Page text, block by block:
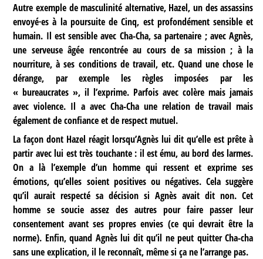
Autre exemple de masculinité alternative, Hazel, un des assassins
envoyé·es à la poursuite de Cinq, est profondément sensible et
humain. Il est sensible avec Cha-Cha, sa partenaire ; avec Agnès,
une serveuse âgée rencontrée au cours de sa mission ; à la
nourriture, à ses conditions de travail, etc. Quand une chose le
dérange, par exemple les règles imposées par les
« bureaucrates », il l’exprime. Parfois avec colère mais jamais
avec violence. Il a avec Cha-Cha une relation de travail mais
également de confiance et de respect mutuel.
La façon dont Hazel réagit lorsqu’Agnès lui dit qu’elle est prête à
partir avec lui est très touchante : il est ému, au bord des larmes.
On a là l’exemple d’un homme qui ressent et exprime ses
émotions, qu’elles soient positives ou négatives. Cela suggère
qu’il aurait respecté sa décision si Agnès avait dit non. Cet
homme se soucie assez des autres pour faire passer leur
consentement avant ses propres envies (ce qui devrait être la
norme). Enfin, quand Agnès lui dit qu’il ne peut quitter Cha-cha
sans une explication, il le reconnaît, même si ça ne l’arrange pas.